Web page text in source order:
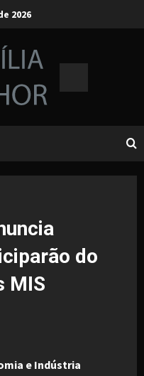
2026
do
MIS
e Indústria